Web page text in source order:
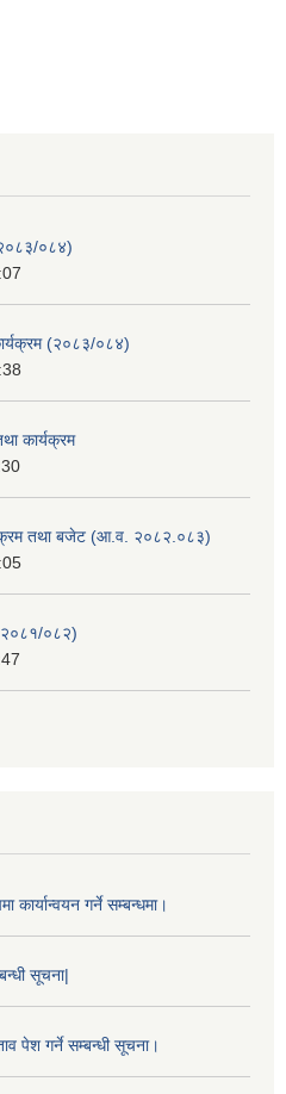
०८४)
(२०८३/०८४)
कार्यक्रम
तथा बजेट (आ.व. २०८२.०८३)
२०८१/०८२)
कार्यान्वयन गर्ने सम्बन्धमा।
सूचना|
पेश गर्ने सम्बन्धी सूचना।